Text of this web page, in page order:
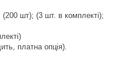
шт); (3 шт. в комплекті);
платна опція).